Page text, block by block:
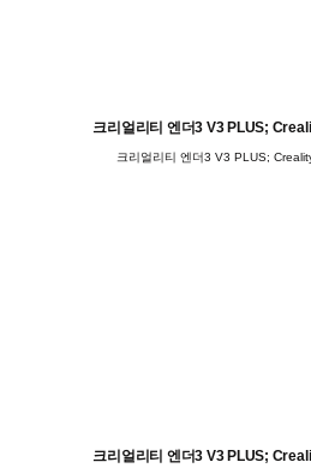
크리얼리티 엔더3 V3 PLUS;
크리얼리티 엔더3 V3 PLUS;
크리얼리티 엔더3 V3 PLUS;